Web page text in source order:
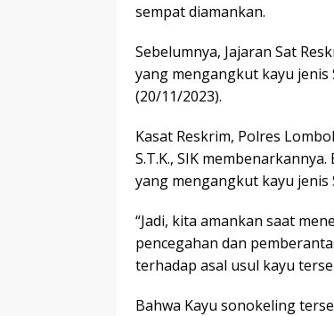
sempat diamankan.
Sebelumnya, Jajaran Sat
yang mengangkut kayu
(20/11/2023).
Kasat Reskrim, Polres
S.T.K., SIK
yang mengangkut kayu
“Jadi, kita amankan saat
pencegahan dan
terhadap asal usul kayu
Bahwa Kayu sonokeling